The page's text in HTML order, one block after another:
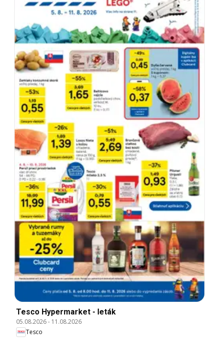
Tesco Hypermarket - leták
05.08.2026- 11.08.2026
Tesco